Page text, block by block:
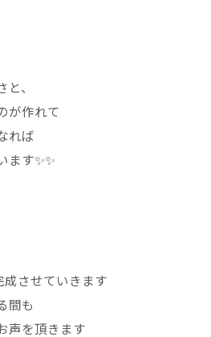
、
が作れて
れば
ます✨✨
させていきます
間も
声を頂きます